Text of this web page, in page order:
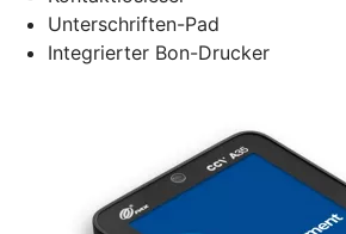
Unterschriften-Pad
Integrierter Bon-Drucker